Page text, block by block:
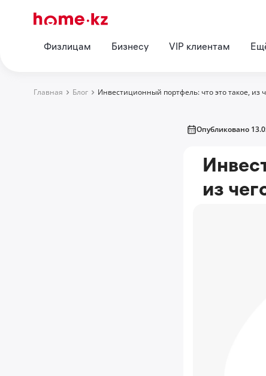
Физлицам Бизнесу VIP клиентам
Главная Блог Инвестиционный портфель: что это такое, из
Опубликовано
из